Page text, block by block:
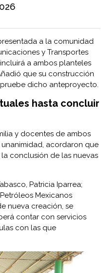
a la comunidad
y Transportes
a ambos planteles
que su construcción
dicho anteproyecto.
hasta concluir
y docentes de ambos
acordaron que
conclusión de las nuevas
Patricia Iparrea;
Mexicanos
nueva creación, se
contar con servicios
con las que